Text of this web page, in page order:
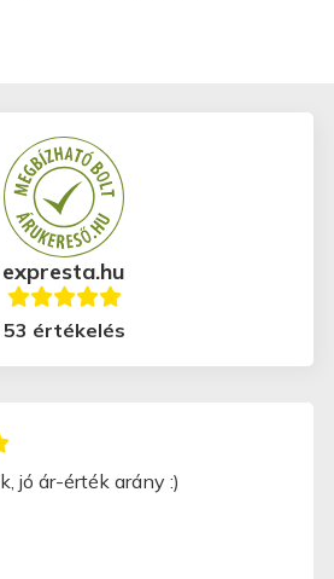
expresta.hu
53 értékelés
jó ár-érték arány :)